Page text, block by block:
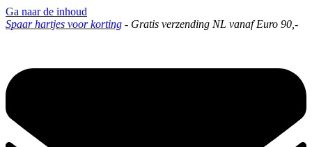
Ga naar de inhoud
Spaar hartjes voor korting - Gratis verzending NL vanaf Euro 90,-